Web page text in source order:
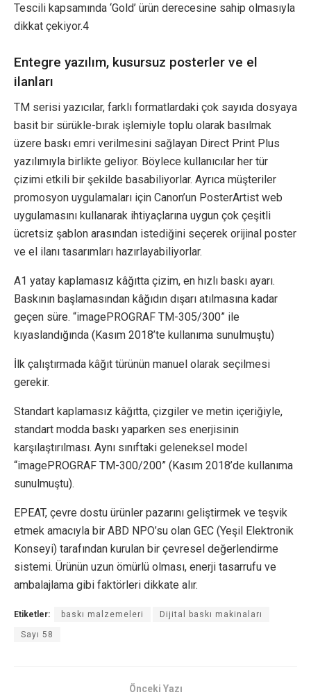
Tescili kapsamında ‘Gold’ ürün derecesine sahip olmasıyla
dikkat çekiyor.4
Entegre yazılım, kusursuz posterler ve el
ilanları
TM serisi yazıcılar, farklı formatlardaki çok sayıda dosyaya
basit bir sürükle-bırak işlemiyle toplu olarak basılmak
üzere baskı emri verilmesini sağlayan Direct Print Plus
yazılımıyla birlikte geliyor. Böylece kullanıcılar her tür
çizimi etkili bir şekilde basabiliyorlar. Ayrıca müşteriler
promosyon uygulamaları için Canon’un PosterArtist web
uygulamasını kullanarak ihtiyaçlarına uygun çok çeşitli
ücretsiz şablon arasından istediğini seçerek orijinal poster
ve el ilanı tasarımları hazırlayabiliyorlar.
A1 yatay kaplamasız kâğıtta çizim, en hızlı baskı ayarı.
Baskının başlamasından kâğıdın dışarı atılmasına kadar
geçen süre. “imagePROGRAF TM-305/300” ile
kıyaslandığında (Kasım 2018’te kullanıma sunulmuştu)
İlk çalıştırmada kâğıt türünün manuel olarak seçilmesi
gerekir.
Standart kaplamasız kâğıtta, çizgiler ve metin içeriğiyle,
standart modda baskı yaparken ses enerjisinin
karşılaştırılması. Aynı sınıftaki geleneksel model
“imagePROGRAF TM-300/200” (Kasım 2018’de kullanıma
sunulmuştu).
EPEAT, çevre dostu ürünler pazarını geliştirmek ve teşvik
etmek amacıyla bir ABD NPO’su olan GEC (Yeşil Elektronik
Konseyi) tarafından kurulan bir çevresel değerlendirme
sistemi. Ürünün uzun ömürlü olması, enerji tasarrufu ve
ambalajlama gibi faktörleri dikkate alır.
Etiketler: baskı malzemeleri Dijital baskı makinaları
Sayı 58
Önceki Yazı